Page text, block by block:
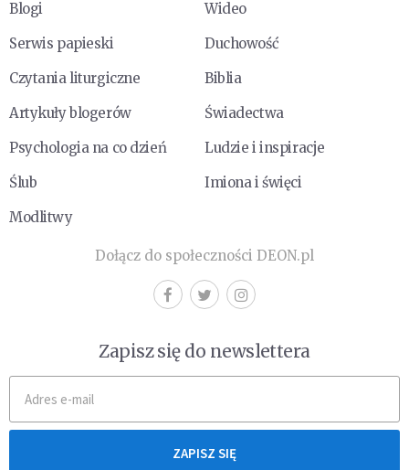
Blogi
Wideo
Serwis papieski
Duchowość
Czytania liturgiczne
Biblia
Artykuły blogerów
Świadectwa
Psychologia na co dzień
Ludzie i inspiracje
Ślub
Imiona i święci
Modlitwy
Dołącz do społeczności DEON.pl
Zapisz się do newslettera
ZAPISZ SIĘ